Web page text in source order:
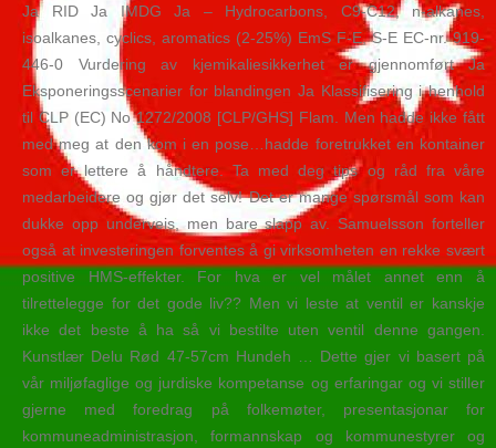
Ja RID Ja IMDG Ja – Hydrocarbons, C9-C12, n-alkanes,
isoalkanes, cyclics, aromatics (2-25%) EmS F-E, S-E EC-nr. 919-
446-0 Vurdering av kjemikaliesikkerhet er gjennomført Ja
Eksponeringsscenarier for blandingen Ja Klassifisering i henhold
til CLP (EC) No 1272/2008 [CLP/GHS] Flam. Men hadde ikke fått
med meg at den kom i en pose…hadde foretrukket en kontainer
som er lettere å håndtere. Ta med deg tips og råd fra våre
medarbeidere og gjør det selv! Det er mange spørsmål som kan
dukke opp underveis, men bare slapp av. Samuelsson forteller
også at investeringen forventes å gi virksomheten en rekke svært
positive HMS-effekter. For hva er vel målet annet enn å
tilrettelegge for det gode liv?? Men vi leste at ventil er kanskje
ikke det beste å ha så vi bestilte uten ventil denne gangen.
Kunstlær Delu Rød 47-57cm Hundeh … Dette gjer vi basert på
vår miljøfaglige og jurdiske kompetanse og erfaringar og vi stiller
gjerne med foredrag på folkemøter, presentasjonar for
kommuneadministrasjon, formannskap og kommunestyrer og